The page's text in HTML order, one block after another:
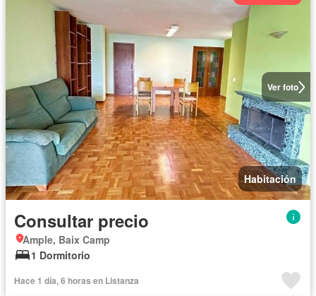
Ver foto
Habitación
Consultar precio
Ample, Baix Camp
1 Dormitorio
Hace 1 día, 6 horas en Listanza